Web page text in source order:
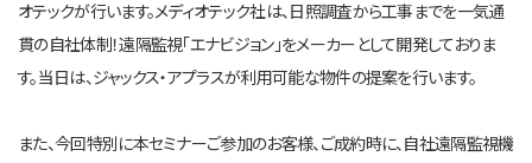
オテックが行います。メディオテック社は、日照調査から工事までを一気通
貫の自社体制！遠隔監視「エナビジョン」をメーカーとして開発しておりま
す。当日は、ジャックス・アプラスが利用可能な物件の提案を行います。
また、今回特別に本セミナーご参加のお客様、ご成約時に、自社遠隔監視機